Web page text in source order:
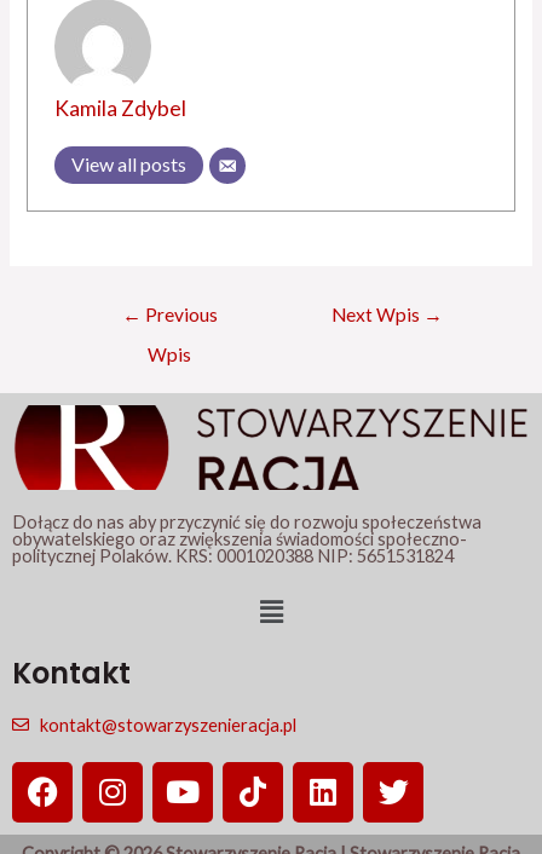
Kamila Zdybel
View all posts
← Previous
Wpis
Next Wpis →
Dołącz do nas aby przyczynić się do rozwoju społeczeństwa
obywatelskiego oraz zwiększenia świadomości społeczno-
politycznej Polaków. KRS: 0001020388 NIP: 5651531824
Menu
Kontakt
kontakt@stowarzyszenieracja.pl
F
a
c
I
n
s
Y
o
u
T
i
k
L
i
n
T
w
i